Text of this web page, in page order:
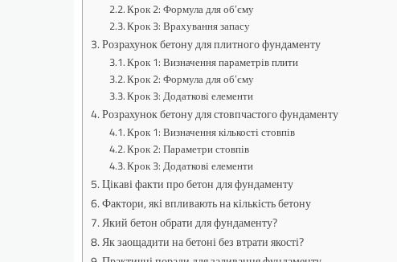
Крок 2: Формула для об’єму
Крок 3: Врахування запасу
Розрахунок бетону для плитного фундаменту
Крок 1: Визначення параметрів плити
Крок 2: Формула для об’єму
Крок 3: Додаткові елементи
Розрахунок бетону для стовпчастого фундаменту
Крок 1: Визначення кількості стовпів
Крок 2: Параметри стовпів
Крок 3: Додаткові елементи
Цікаві факти про бетон для фундаменту
Фактори, які впливають на кількість бетону
Який бетон обрати для фундаменту?
Як заощадити на бетоні без втрати якості?